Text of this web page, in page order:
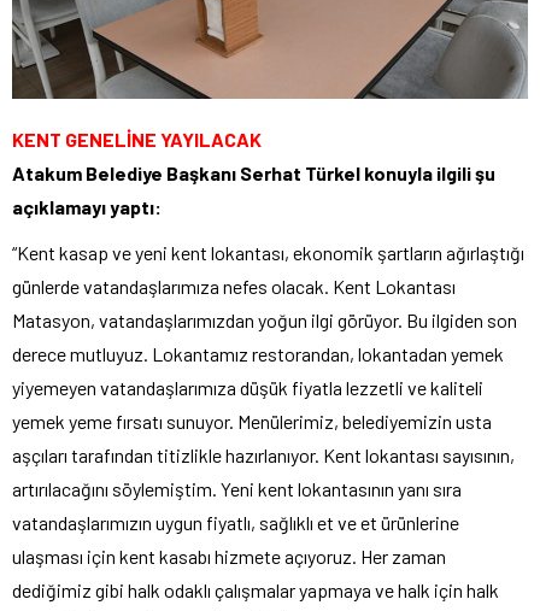
KENT GENELİNE YAYILACAK
Atakum Belediye Başkanı Serhat Türkel konuyla ilgili şu
açıklamayı yaptı:
“Kent kasap ve yeni kent lokantası, ekonomik şartların ağırlaştığı
günlerde vatandaşlarımıza nefes olacak. Kent Lokantası
Matasyon, vatandaşlarımızdan yoğun ilgi görüyor. Bu ilgiden son
derece mutluyuz. Lokantamız restorandan, lokantadan yemek
yiyemeyen vatandaşlarımıza düşük fiyatla lezzetli ve kaliteli
yemek yeme fırsatı sunuyor. Menülerimiz, belediyemizin usta
aşçıları tarafından titizlikle hazırlanıyor. Kent lokantası sayısının,
artırılacağını söylemiştim. Yeni kent lokantasının yanı sıra
vatandaşlarımızın uygun fiyatlı, sağlıklı et ve et ürünlerine
ulaşması için kent kasabı hizmete açıyoruz. Her zaman
dediğimiz gibi halk odaklı çalışmalar yapmaya ve halk için halk